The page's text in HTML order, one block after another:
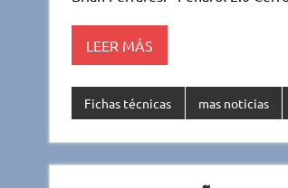
r
A
p
p k r
LEER MÁS
Fichas técnicas mas noticias